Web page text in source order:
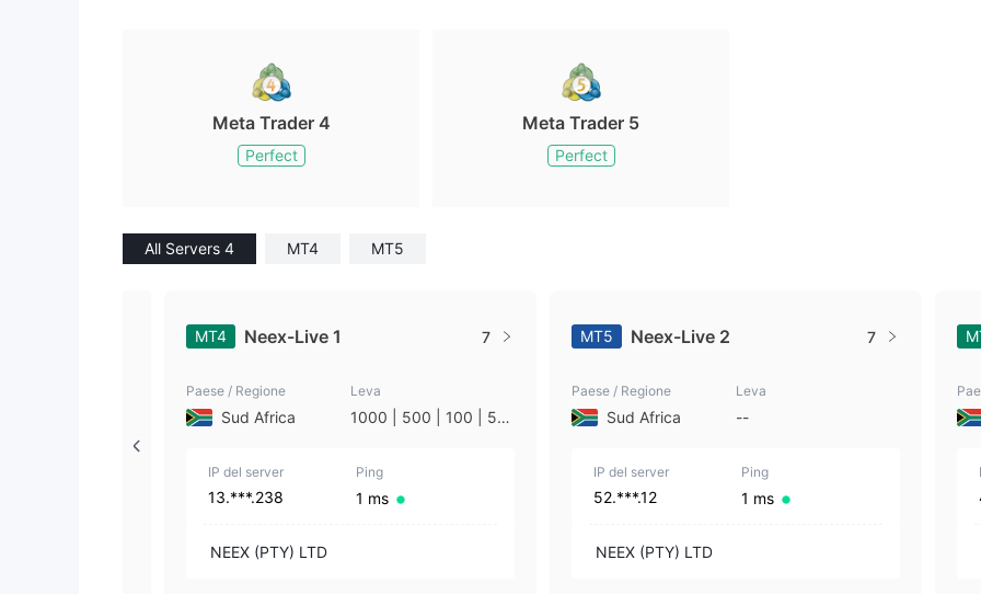
Meta Trader 4
Perfect
Meta Trader 5
Perfect
All Servers 4 MT4 MT5
MT4 Neex-Live 1 7
Paese / Regione
Sud Africa
Leva
1000 | 500 | 100 | 50
IP del server
13.***.238
Ping
1 ms
NEEX (PTY) LTD
MT5 Neex-Live 2 7
Paese / Regione
Sud Africa
Leva
--
IP del server
52.***.12
Ping
1 ms
NEEX (PTY) LTD